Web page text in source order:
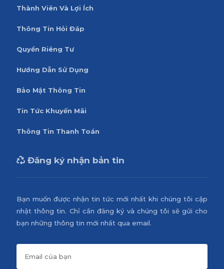
Thành Viên Và Lợi Ích
Thông Tin Hỏi Đáp
Quyền Riêng Tư
Hướng Dẫn Sử Dụng
Bảo Mật Thông Tin
Tin Tức Khuyến Mãi
Thông Tin Thanh Toán
Đăng ký nhận bản tin
Bạn muốn được nhận tin tức mới nhất khi chúng tôi cập
nhật thông tin. Chỉ cần đăng ký và chúng tôi sẽ gửi cho
bạn những thông tin mới nhất qua email.